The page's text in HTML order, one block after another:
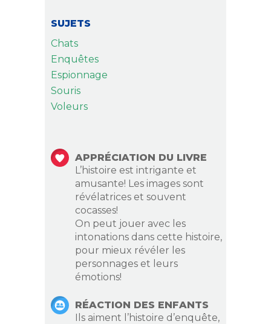
SUJETS
Chats
Enquêtes
Espionnage
Souris
Voleurs
APPRÉCIATION DU LIVRE
L’histoire est intrigante et
amusante! Les images sont
révélatrices et souvent
cocasses!
On peut jouer avec les
intonations dans cette histoire,
pour mieux révéler les
personnages et leurs
émotions!
RÉACTION DES ENFANTS
Ils aiment l’histoire d’enquête,